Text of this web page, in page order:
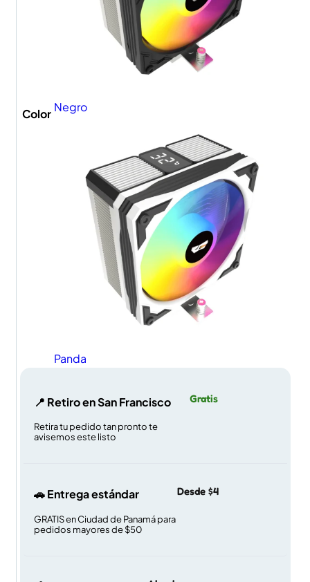
Color Negro
Panda
📍 Retiro en San Francisco
Retira tu pedido tan pronto te
avisemos este listo
Gratis
🚗 Entrega estándar
GRATIS en Ciudad de Panamá para
pedidos mayores de $50
Desde $4